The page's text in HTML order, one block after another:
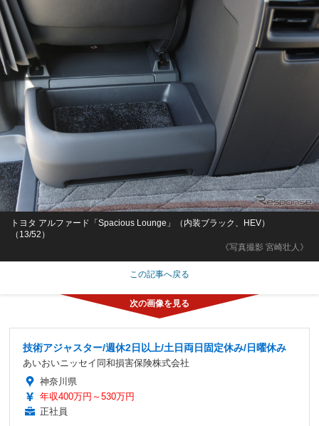
《写真撮影 宮崎壮人》
トヨタ アルファード「Spacious Lounge」（内装ブラック、HEV）
（13/52）
この記事へ戻る
技術アジャスター/週休2日以上/土日両日固定休み/日曜休み
あいおいニッセイ同和損害保険株式会社
神奈川県
年収400万円～530万円
正社員